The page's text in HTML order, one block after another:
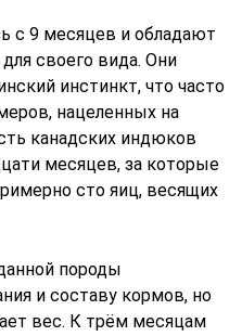
с 9 месяцев и обладают
своего вида. Они
инстинкт, что часто
нацеленных на
канадских индюков
месяцев, за которые
сто яиц, весящих
породы
и составу кормов, но
вес. К трём месяцам